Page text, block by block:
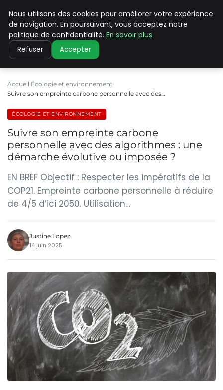
CLIMATE C ADVANCED
Accueil Écologie et environnement
Suivre son empreinte carbone personnelle avec des…
ÉCOLOGIE ET ENVIRONNEMENT
Suivre son empreinte carbone
personnelle avec des algorithmes : une
démarche évolutive ou imposée ?
EN BREF Objectif : Respecter les impératifs de la
COP21. Empreinte carbone personnelle à réduire
de 4/5 d’ici 2050. Utilisation…
Justine Lopez
14 juin 2025
Nous utilisons des cookies pour améliorer votre expérience
de navigation. En poursuivant, vous acceptez notre
politique de confidentialité. En savoir plus
Refuser Accepter